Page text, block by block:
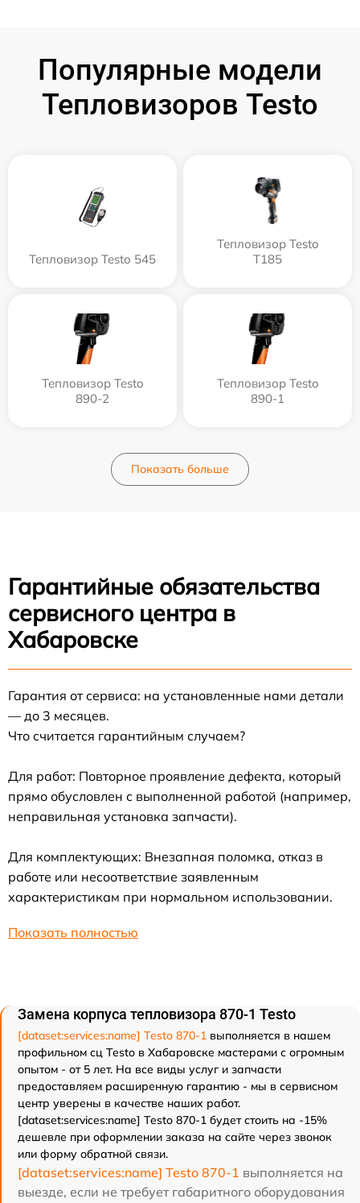
Популярные модели
Тепловизоров Testo
Тепловизор Testo 545
Тепловизор Testo
T185
Тепловизор Testo
890-2
Тепловизор Testo
890-1
Показать больше
Гарантийные обязательства
сервисного центра в
Хабаровске
Гарантия от сервиса: на установленные нами детали
— до 3 месяцев.
Что считается гарантийным случаем?
Для работ: Повторное проявление дефекта, который
прямо обусловлен с выполненной работой (например,
неправильная установка запчасти).
Для комплектующих: Внезапная поломка, отказ в
работе или несоответствие заявленным
характеристикам при нормальном использовании.
Показать полностью
Замена корпуса тепловизора 870-1 Testo
[dataset:services:name] Testo 870-1 выполняется в нашем
профильном сц Testo в Хабаровске мастерами с огромным
опытом - от 5 лет. На все виды услуг и запчасти
предоставляем расширенную гарантию - мы в сервисном
центр уверены в качестве наших работ.
[dataset:services:name] Testo 870-1 будет стоить на -15%
дешевле при оформлении заказа на сайте через звонок
или форму обратной связи.
[dataset:services:name] Testo 870-1 выполняется на
выезде, если не требует габаритного оборудования